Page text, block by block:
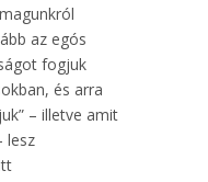
az egós
fogjuk
és arra
– illetve amit
lesz